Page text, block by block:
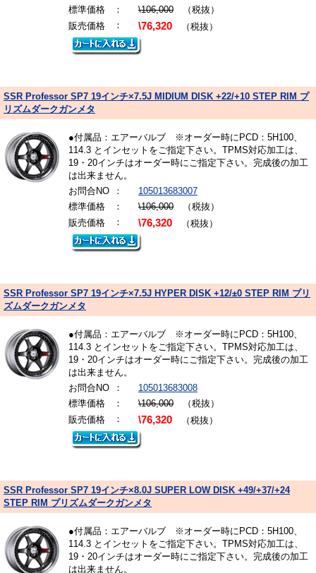
標準価格
： \106,000 （税抜）
販売価格
： \76,320 （税抜）
SSR Professor SP7 19インチ×7.5J MIDIUM DISK +22/+10 STEP RIM プ
リズムダークガンメタ
●付属品：エアーバルブ ※オーダー時にPCD：5H100、
114.3 とインセットをご指定下さい。TPMS対応加工は、
19・20インチはオーダー時にご指定下さい。完成後の加工
は出来ません。
お問合NO
：
105013683007
標準価格
： \106,000 （税抜）
販売価格
： \76,320 （税抜）
SSR Professor SP7 19インチ×7.5J HYPER DISK +12/±0 STEP RIM プリ
ズムダークガンメタ
●付属品：エアーバルブ ※オーダー時にPCD：5H100、
114.3 とインセットをご指定下さい。TPMS対応加工は、
19・20インチはオーダー時にご指定下さい。完成後の加工
は出来ません。
お問合NO
：
105013683008
標準価格
： \106,000 （税抜）
販売価格
： \76,320 （税抜）
SSR Professor SP7 19インチ×8.0J SUPER LOW DISK +49/+37/+24
STEP RIM プリズムダークガンメタ
●付属品：エアーバルブ ※オーダー時にPCD：5H100、
114.3 とインセットをご指定下さい。TPMS対応加工は、
19・20インチはオーダー時にご指定下さい。完成後の加工
は出来ません。